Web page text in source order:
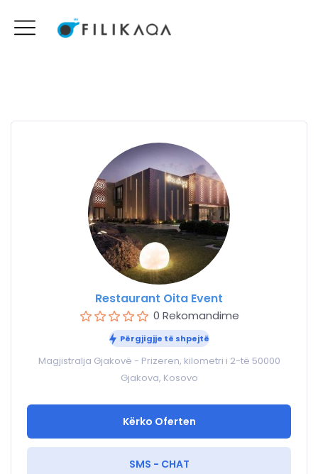
Restaurant Oita Event
0 Rekomandime
Përgjigjje të shpejtë
Magjistralja Gjakovë - Prizeren, kilometri i 2-të 50000
Gjakova, Kosovo
Kërko Oferten
SMS - CHAT